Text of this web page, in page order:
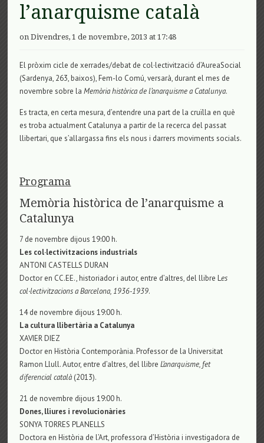
l’anarquisme català
on Divendres, 1 de novembre, 2013 at 17:48
El pròxim cicle de xerrades/debat de col·lectivització d’AureaSocial
(Sardenya, 263, baixos), Fem-lo Comú, versarà, durant el mes de
novembre sobre laMemòria històrica de l’anarquisme a Catalunya.
Es tracta, en certa mesura, d’entendre una part de la cruïlla en què
es troba actualment Catalunya a partir de la recerca del passat
llibertari, que s’allargassa fins els nous i darrers moviments socials.
Programa
Memòria històrica de l’anarquisme a
Catalunya
7 de novembre dijous 19:00 h.
Les col·lectivitzacions industrials
ANTONI CASTELLS DURAN
Doctor en CC.EE., historiador i autor, entre d’altres, del llibre Les
col·lectivitzacions a Barcelona, 1936-1939.
14 de novembre dijous 19:00 h.
La cultura llibertària a Catalunya
XAVIER DIEZ
Doctor en Història Contemporània. Professor de la Universitat
Ramon Llull. Autor, entre d’altres, del llibreL’anarquisme, fet
diferencial català (2013).
21 de novembre dijous 19:00 h.
Dones, lliures i revolucionàries
SONYA TORRES PLANELLS
Doctora en Història de l’Art, professora d’Història i investigadora de